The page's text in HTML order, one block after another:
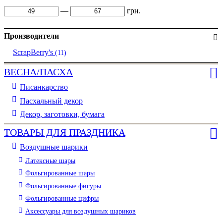
—
грн.
Производители
ScrapBerry's (11)
ВЕСНА/ПАСХА
Писанкарство
Пасхальный декор
Декор, заготовки, бумага
ТОВАРЫ ДЛЯ ПРАЗДНИКА
Воздушные шарики
Латексные шары
Фольгированные шары
Фольгированные фигуры
Фольгированные цифры
Аксессуары для воздушных шариков